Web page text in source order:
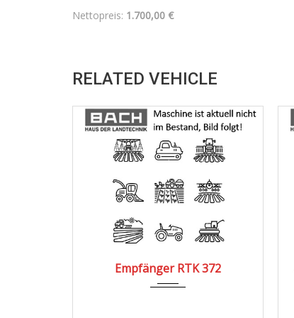
Nettopreis: 1.700,00 €
RELATED VEHICLE
Empfänger RTK 372